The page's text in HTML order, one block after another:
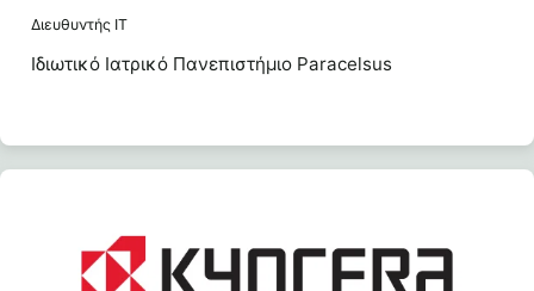
Διευθυντής IT
Ιδιωτικό Ιατρικό Πανεπιστήμιο Paracelsus